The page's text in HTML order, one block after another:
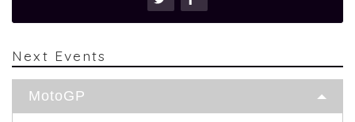
Next Events
MotoGP